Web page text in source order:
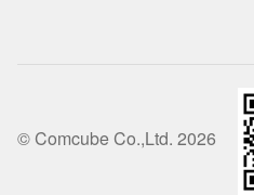
© Comcube Co.,Ltd. 2026